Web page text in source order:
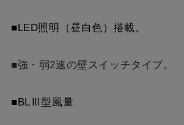
MPB-7565 SI
YMP565-C300 BK
■LED照明（昼白色）搭載。
■強・弱2速の壁スイッチタイプ。
■BLⅢ型風量